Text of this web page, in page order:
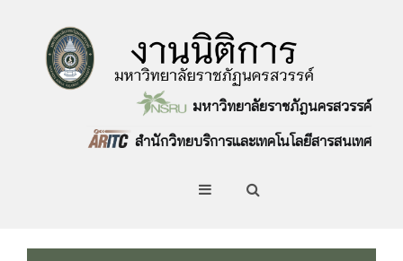
มหาวิทยาลัยราชภัฎนครสวรรค์
สำนักวิทยบริการและเทคโนโลยีสารสนเทศ